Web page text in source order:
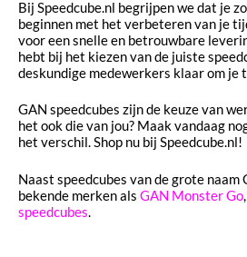
Bij Speedcube.nl begrijpen we dat je
beginnen met het verbeteren van je
voor een snelle en betrouwbare
hebt bij het kiezen van de juiste
deskundige medewerkers klaar om je
GAN speedcubes zijn de keuze van
het ook die van jou? Maak vandaag
het verschil. Shop nu bij Speedcube.nl!
Naast speedcubes van de grote naam
bekende merken als GAN Monster Go
speedcubes